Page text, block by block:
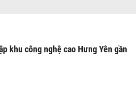
khu công nghệ cao Hưng Yên gần